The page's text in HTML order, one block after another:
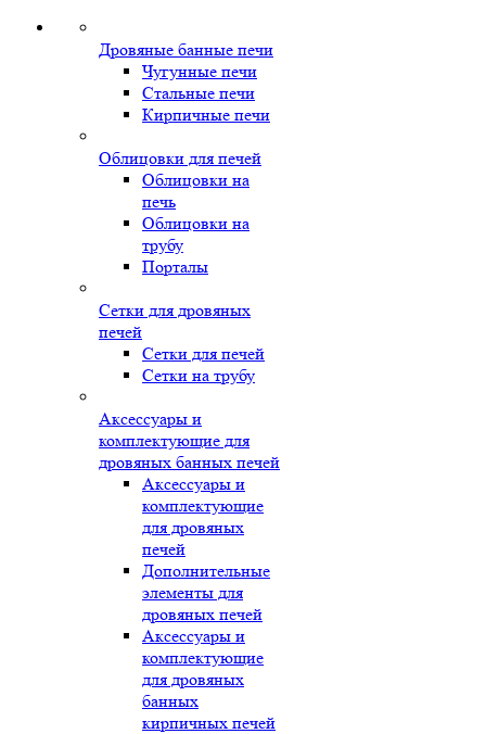
Дровяные банные печи
Чугунные печи
Стальные печи
Кирпичные печи
Облицовки для печей
Облицовки на
печь
Облицовки на
трубу
Порталы
Сетки для дровяных
печей
Сетки для печей
Сетки на трубу
Аксессуары и
комплектующие для
дровяных банных печей
Аксессуары и
комплектующие
для дровяных
печей
Дополнительные
элементы для
дровяных печей
Аксессуары и
комплектующие
для дровяных
банных
кирпичных печей